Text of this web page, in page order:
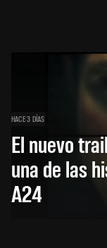
HACE 3 DÍAS
El nuevo
una de las
A24